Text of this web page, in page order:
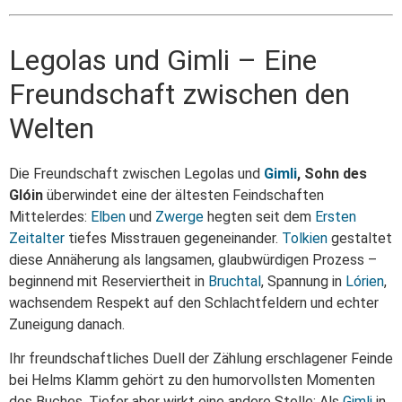
Legolas und Gimli – Eine
Freundschaft zwischen den
Welten
Die Freundschaft zwischen Legolas und Gimli, Sohn des
Glóin überwindet eine der ältesten Feindschaften
Mittelerdes: Elben und Zwerge hegten seit dem Ersten
Zeitalter tiefes Misstrauen gegeneinander. Tolkien gestaltet
diese Annäherung als langsamen, glaubwürdigen Prozess –
beginnend mit Reserviertheit in Bruchtal, Spannung in Lórien,
wachsendem Respekt auf den Schlachtfeldern und echter
Zuneigung danach.
Ihr freundschaftliches Duell der Zählung erschlagener Feinde
bei Helms Klamm gehört zu den humorvollsten Momenten